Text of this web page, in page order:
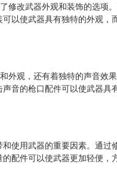
修改武器外观和装饰的选项
以使武器具有独特的外观
外观，还有着独特的声音效
音的枪口配件可以使武器
使用武器的重要因素。通
配件可以使武器更加轻便